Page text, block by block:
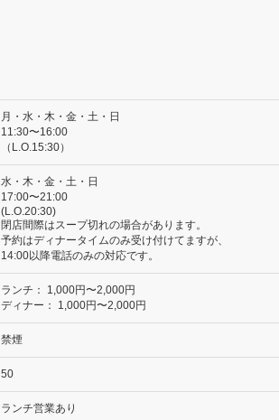
月・水・木・金・土・日
11:30〜16:00
（L.O.15:30）
水・木・金・土・日
17:00〜21:00
(L.O.20:30)
閉店間際はスープ切れの場合があります。
予約はディナータイムのみ受け付けてますが、
14:00以降電話のみの対応です。
ランチ：
1,000円〜2,000円
ディナー：
1,000円〜2,000円
禁煙
50
ランチ営業あり